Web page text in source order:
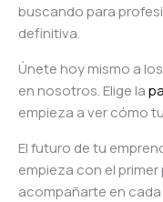
buscando para
definitiva.
Únete hoy mismo a
en nosotros. Elige la
empieza a ver cómo
El futuro de tu
empieza con el
acompañarte en